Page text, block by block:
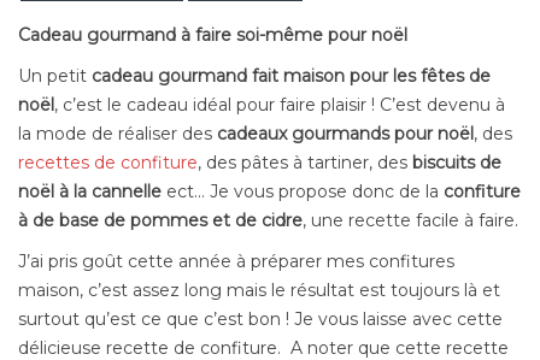
Cadeau gourmand à faire soi-même pour noël
Un petit cadeau gourmand fait maison pour les fêtes de
noël, c’est le cadeau idéal pour faire plaisir ! C’est devenu à
la mode de réaliser des cadeaux gourmands pour noël, des
recettes de confiture, des pâtes à tartiner, des biscuits de
noël à la cannelle ect… Je vous propose donc de la confiture
à de base de pommes et de cidre, une recette facile à faire.
J’ai pris goût cette année à préparer mes confitures
maison, c’est assez long mais le résultat est toujours là et
surtout qu’est ce que c’est bon ! Je vous laisse avec cette
délicieuse recette de confiture. A noter que cette recette